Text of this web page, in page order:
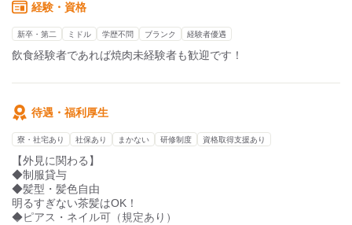
を募集中！
■キッチン業務
・盛り付け、調理全般
・仕入れ発注業務
ます。
経験・資格
新卒・第二 ミドル 学歴不問 ブランク 経験者優遇
飲食経験者であれば焼肉未経験者も歓迎です！
待遇・福利厚生
寮・社宅あり 社保あり まかない 研修制度 資格取得支援あり
【外見に関わる】
◆制服貸与
◆髪型・髪色自由
明るすぎない茶髪はOK！
◆ピアス・ネイル可（規定あり）